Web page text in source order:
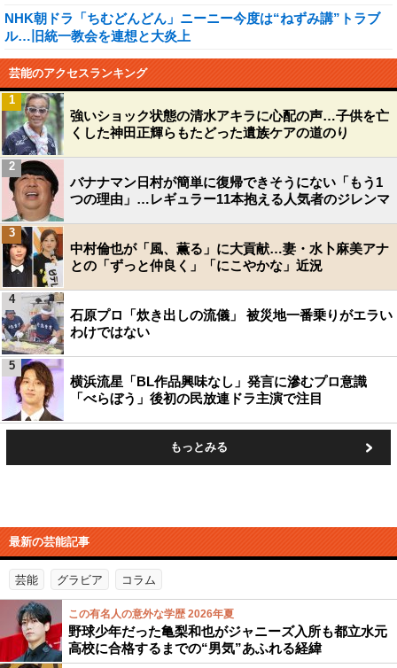
NHK朝ドラ「ちむどんどん」ニーニー今度は“ねずみ講”トラブ
ル…旧統一教会を連想と大炎上
芸能のアクセスランキング
強いショック状態の清水アキラに心配の声…子供を亡
くした神田正輝らもたどった遺族ケアの道のり
1
バナナマン日村が簡単に復帰できそうにない「もう1
つの理由」…レギュラー11本抱える人気者のジレンマ
2
中村倫也が「風、薫る」に大貢献…妻・水卜麻美アナ
との「ずっと仲良く」「にこやかな」近況
3
石原プロ「炊き出しの流儀」 被災地一番乗りがエラい
わけではない
4
横浜流星「BL作品興味なし」発言に滲むプロ意識
「べらぼう」後初の民放連ドラ主演で注目
5
もっとみる
最新の芸能記事
芸能 グラビア コラム
この有名人の意外な学歴 2026年夏
野球少年だった亀梨和也がジャニーズ入所も都立水元
高校に合格するまでの“男気”あふれる経緯